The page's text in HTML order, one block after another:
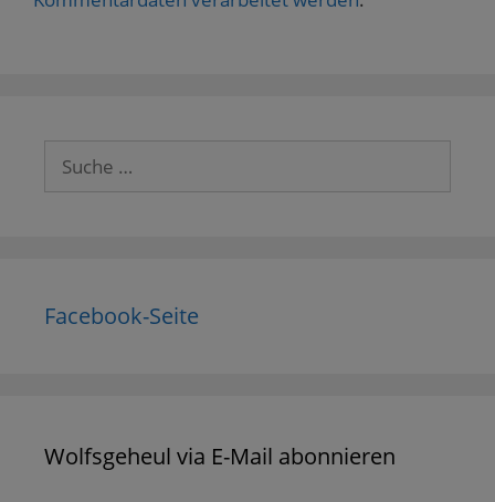
Suche
nach:
Facebook-Seite
Wolfsgeheul via E-Mail abonnieren